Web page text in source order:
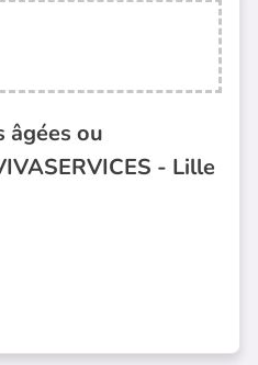
âgées ou
- Lille